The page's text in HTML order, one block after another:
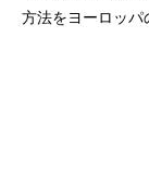
方法をヨーロッパ